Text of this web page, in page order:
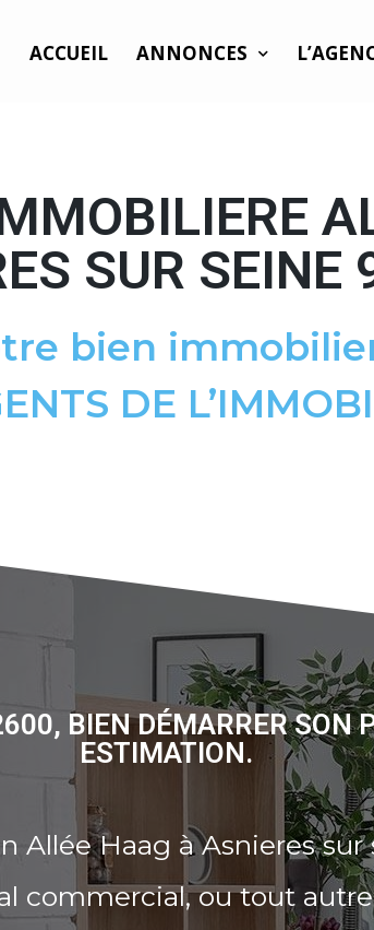
ACCUEIL ANNONCES
SUR SEINE
bien
DE
BIEN DÉMARRER SON
ESTIMATION.
Allée Haag à Asnieres
commercial, ou tout